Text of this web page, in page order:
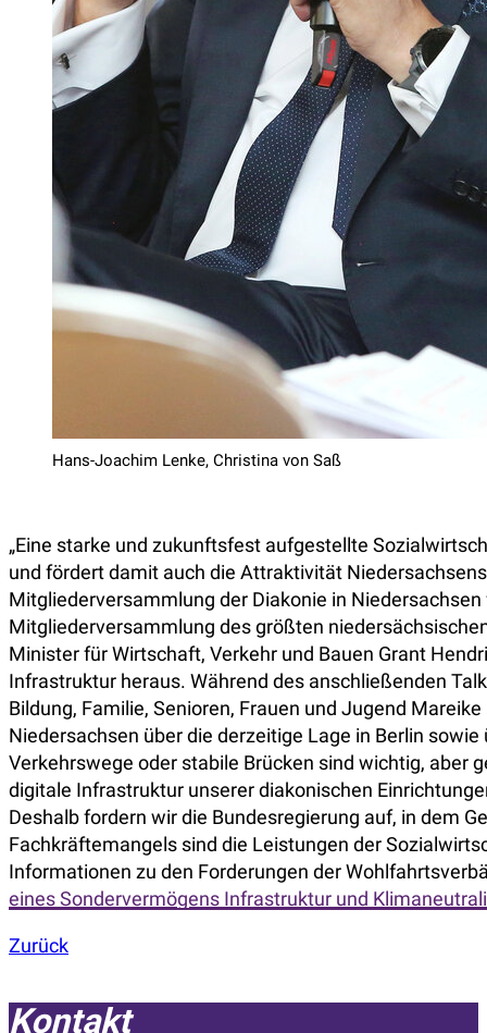
Hans-Joachim Lenke, Christina von Saß
„Eine starke und zukunftsfest aufgestellte
und fördert damit auch die Attraktivität
Mitgliederversammlung der Diakonie in
Mitgliederversammlung des größten
Minister für Wirtschaft, Verkehr und Bauen Grant
Infrastruktur heraus. Während des anschließenden
Bildung, Familie, Senioren, Frauen und Jugend
Niedersachsen über die derzeitige Lage in Berlin
Verkehrswege oder stabile Brücken sind wichtig, aber
digitale Infrastruktur unserer diakonischen
Deshalb fordern wir die Bundesregierung auf, in dem
Fachkräftemangels sind die Leistungen der
Informationen zu den Forderungen der
eines Sondervermögens Infrastruktur und
Zurück
Kontakt